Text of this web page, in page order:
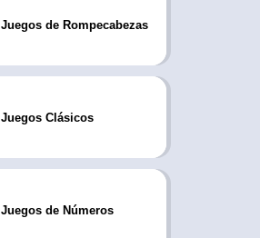
Juegos de Rompecabezas
Juegos Clásicos
Juegos de Números